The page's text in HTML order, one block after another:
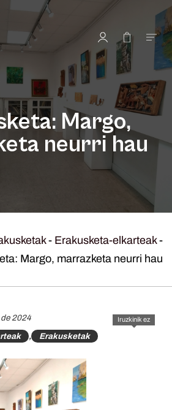
Margo,
neurri hau
- Erakusketa-elkarteak-
Margo, marrazketa neurri hau
Iruzkinik ez
2024
, Erakusketak